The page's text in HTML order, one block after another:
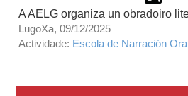
A AELG organiza un obradoiro
LugoXa, 09/12/2025
Actividade: Escola de Narración